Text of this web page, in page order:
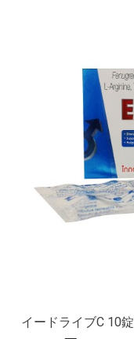
イードライブC 10錠